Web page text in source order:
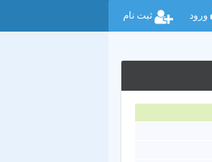
ورود ثبت نام